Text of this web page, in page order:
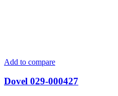
Add to compare
Dovel 029-000427